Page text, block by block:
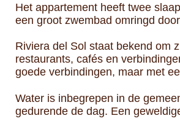
Het appartement heeft twee
een groot zwembad omringd
Riviera del Sol staat bekend om
restaurants, cafés en
goede verbindingen, maar met
Water is inbegrepen in de
gedurende de dag. Een